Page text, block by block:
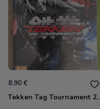
8.90 €
Tekken Tag